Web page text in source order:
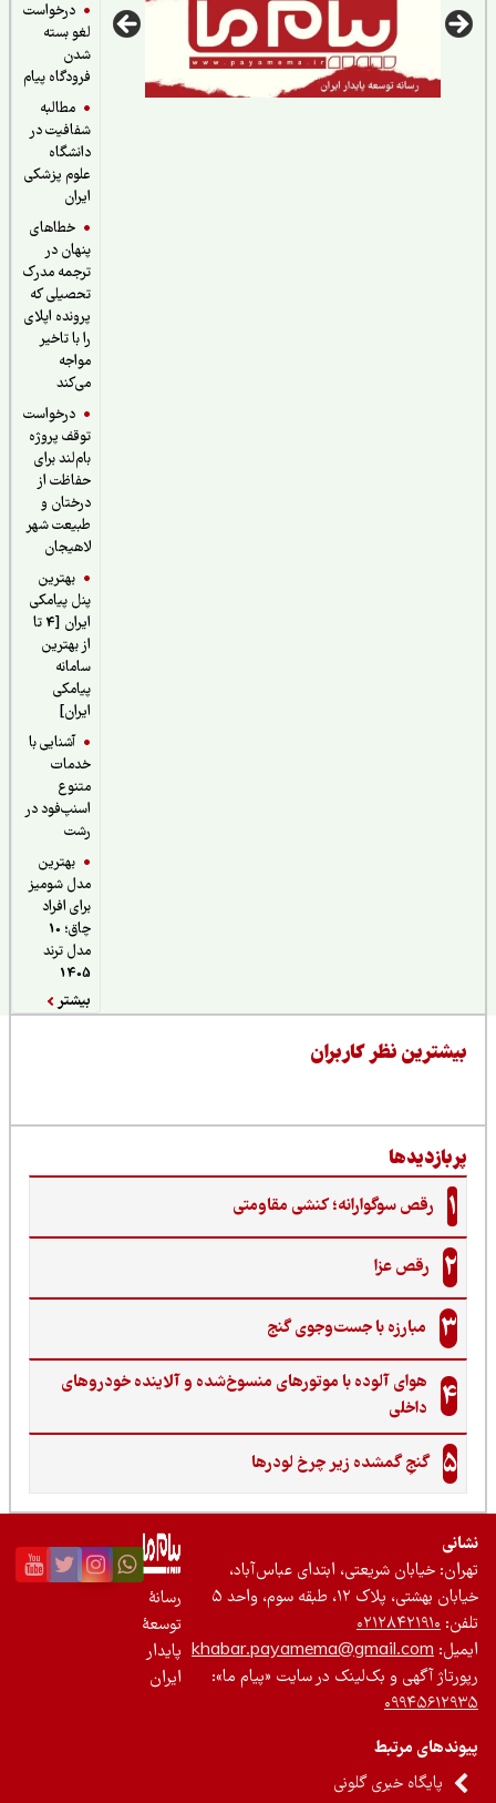
درخواست
لغو بسته
فرودگاه پیام
مطالبه
شفافیت در
دانشگاه
علوم پزشکی
خطاهای
پنهان در
ترجمه مدرک
تحصیلی که
پرونده اپلای
را با تاخیر
درخواست
توقف پروژه
بام‌لند برای
حفاظت از
درختان و
طبیعت شهر
لاهیجان
بهترین
پنل پیامکی
ایران [4 تا
از بهترین
سامانه
پیامکی
آشنایی با
خدمات
اسنپ‌فود در
بهترین
مدل شومیز
برای افراد
چاق؛ 10
مدل ترند
نظر کاربران
رقص سوگوارانه؛ کنشی مقاومتی
رقص عزا
مبارزه با جست‌وجوی گنج‌
هوای آلوده با موتورهای منسوخ‌شده و آلاینده خودروهای
داخلی
گنجِ گمشده زیر چرخ لودرها
خیابان شریعتی، ابتدای عباس‌آباد،
بهشتی، پلاک ۱۲، طبقه سوم، واحد ۵
۰۲۱۲۸۴۲۱۹۱۰
khabar.payamema@gmail.com
آگهی و بک‌لینک در سایت «پیام ما»:
مرتبط
پایگاه خبری گلونی
رسانۀ
توسعۀ
پایدار
ایران